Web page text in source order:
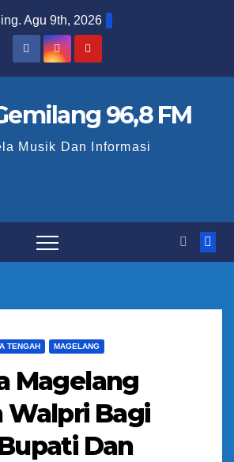
Agu 9th, 2026
96,8 FM
Musik Dan Informasi
TENGAH MAGELANG
Magelang
Walpri Bagi
Dan